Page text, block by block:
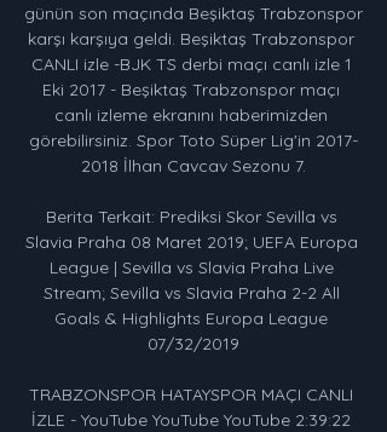
günün son maçında Beşiktaş Trabzonspor
karşı karşıya geldi. Beşiktaş Trabzonspor
CANLI izle -BJK TS derbi maçı canlı izle 1
Eki 2017 - Beşiktaş Trabzonspor maçı
canlı izleme ekranını haberimizden
görebilirsiniz. Spor Toto Süper Lig'in 2017-
2018 İlhan Cavcav Sezonu 7.
Berita Terkait: Prediksi Skor Sevilla vs
Slavia Praha 08 Maret 2019; UEFA Europa
League | Sevilla vs Slavia Praha Live
Stream; Sevilla vs Slavia Praha 2-2 All
Goals & Highlights Europa League
07/32/2019
TRABZONSPOR HATAYSPOR MAÇI CANLI
İZLE - YouTube YouTube YouTube 2:39:22